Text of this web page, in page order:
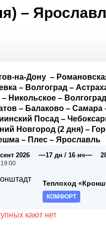
–
на-Дону –
– Волгоград –
– Никольское – Волгоград
– Балаково –Самара
Посад –
Новгород (2 дня) –
– Плес –Ярославль
2026 —17 дн / 16 нч—
Теплоход
КОМФОРТ
кают нет